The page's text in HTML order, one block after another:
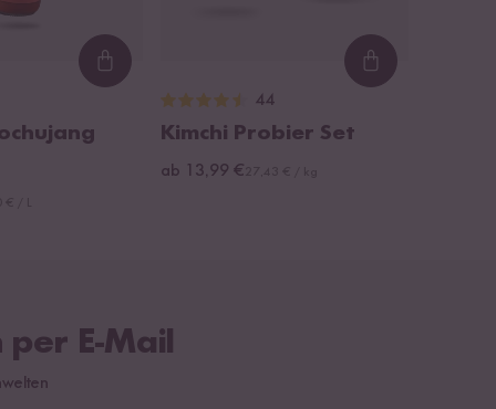
Loading... Loading...
44
Kimchi Probier Set
ab 13,99 €
E-Mail